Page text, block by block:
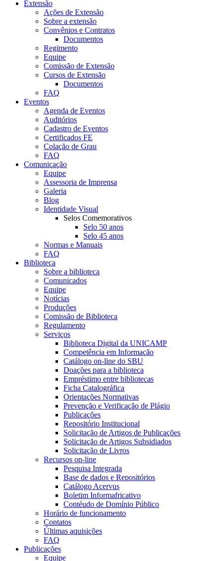
Extensão
Ações de Extensão
Sobre a extensão
Convênios e Contratos
Documentos
Regimento
Equipe
Comissão de Extensão
Cursos de Extensão
Documentos
FAQ
Eventos
Agenda de Eventos
Auditórios
Cadastro de Eventos
Certificados FE
Colação de Grau
FAQ
Comunicação
Equipe
Assessoria de Imprensa
Galeria
Blog
Identidade Visual
Selos Comemorativos
Selo 50 anos
Selo 45 anos
Normas e Manuais
FAQ
Biblioteca
Sobre a biblioteca
Comunicados
Equipe
Notícias
Produções
Comissão de Biblioteca
Regulamento
Serviços
Biblioteca Digital da UNICAMP
Competência em Informação
Catálogo on-line do SBU
Doações para a biblioteca
Empréstimo entre bibliotecas
Ficha Catalográfica
Orientações Normativas
Prevenção e Verificação de Plágio
Publicações
Repositório Institucional
Solicitação de Artigos de Publicações
Solicitação de Artigos Subsidiados
Solicitação de Livros
Recursos on-line
Pesquisa Integrada
Base de dados e Repositórios
Catálogo Acervus
Boletim Informafricativo
Contéudo de Domínio Público
Horário de funcionamento
Contatos
Últimas aquisições
FAQ
Publicações
Equipe